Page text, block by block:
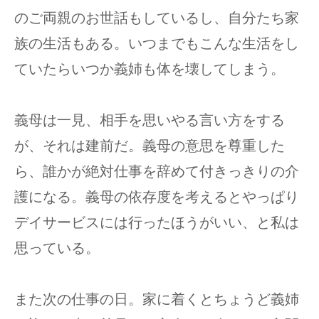
のご両親のお世話もしているし、自分たち家
族の生活もある。いつまでもこんな生活をし
ていたらいつか義姉も体を壊してしまう。
義母は一見、相手を思いやる言い方をする
が、それは建前だ。義母の意思を尊重した
ら、誰かが絶対仕事を辞めて付きっきりの介
護になる。義母の依存度を考えるとやっぱり
デイサービスには行ったほうがいい、と私は
思っている。
また次の仕事の日。家に着くとちょうど義姉